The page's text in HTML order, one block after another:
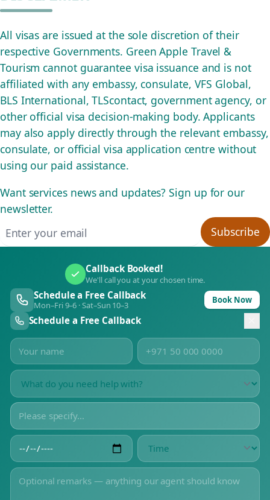
All visas are issued at the sole discretion of their
respective Governments. Green Apple Travel &
Tourism cannot guarantee visa issuance and is not
affiliated with any embassy, consulate, VFS Global,
BLS International, TLScontact, government agency, or
other official visa decision-making body. Applicants
may also apply directly through the relevant embassy,
consulate, or official visa application centre without
using our paid assistance.
Want services news and updates? Sign up for our
newsletter.
Subscribe
Callback Booked!
We'll call you at your chosen time.
Schedule a Free Callback
Mon–Fri 9–6 · Sat–Sun 10–3 Book Now
Schedule a Free Callback